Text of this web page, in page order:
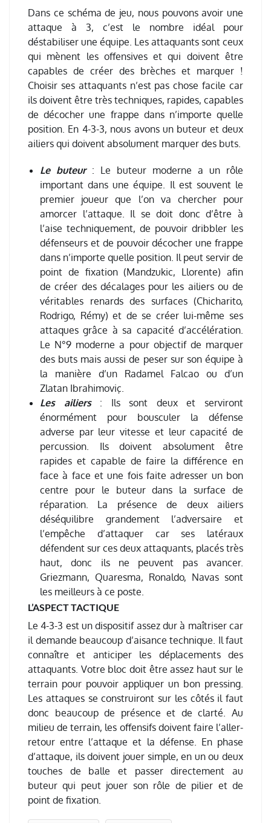
Dans ce schéma de jeu, nous pouvons avoir une
attaque à 3, c’est le nombre idéal pour
déstabiliser une équipe. Les attaquants sont ceux
qui mènent les offensives et qui doivent être
capables de créer des brèches et marquer !
Choisir ses attaquants n’est pas chose facile car
ils doivent être très techniques, rapides, capables
de décocher une frappe dans n’importe quelle
position. En 4-3-3, nous avons un buteur et deux
ailiers qui doivent absolument marquer des buts.
Le buteur: Le buteur moderne a un rôle
important dans une équipe. Il est souvent le
premier joueur que l’on va chercher pour
amorcer l’attaque. Il se doit donc d’être à
l’aise techniquement, de pouvoir dribbler les
défenseurs et de pouvoir décocher une frappe
dans n’importe quelle position. Il peut servir de
point de fixation (Mandzukic, Llorente) afin
de créer des décalages pour les ailiers ou de
véritables renards des surfaces (Chicharito,
Rodrigo, Rémy) et de se créer lui-même ses
attaques grâce à sa capacité d’accélération.
Le N°9 moderne a pour objectif de marquer
des buts mais aussi de peser sur son équipe à
la manière d’un Radamel Falcao ou d’un
Zlatan Ibrahimoviç.
Les ailiers: Ils sont deux et serviront
énormément pour bousculer la défense
adverse par leur vitesse et leur capacité de
percussion. Ils doivent absolument être
rapides et capable de faire la différence en
face à face et une fois faite adresser un bon
centre pour le buteur dans la surface de
réparation. La présence de deux ailiers
déséquilibre grandement l’adversaire et
l’empêche d’attaquer car ses latéraux
défendent sur ces deux attaquants, placés très
haut, donc ils ne peuvent pas avancer.
Griezmann, Quaresma, Ronaldo, Navas sont
les meilleurs à ce poste.
L’ASPECT TACTIQUE
Le 4-3-3 est un dispositif assez dur à maîtriser car
il demande beaucoup d’aisance technique. Il faut
connaître et anticiper les déplacements des
attaquants. Votre bloc doit être assez haut sur le
terrain pour pouvoir appliquer un bon pressing.
Les attaques se construiront sur les côtés il faut
donc beaucoup de présence et de clarté. Au
milieu de terrain, les offensifs doivent faire l’aller-
retour entre l’attaque et la défense. En phase
d’attaque, ils doivent jouer simple, en un ou deux
touches de balle et passer directement au
buteur qui peut jouer son rôle de pilier et de
point de fixation.